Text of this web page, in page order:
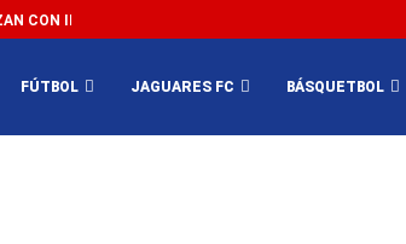
CON IMPEDIR EL MÉXICO VS SUDÁFRICA...
FÚTBOL JAGUARES FC BÁSQUETBOL